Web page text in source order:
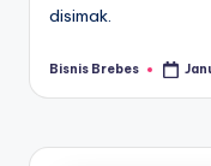
disimak.
Posted
Bisnis Brebes